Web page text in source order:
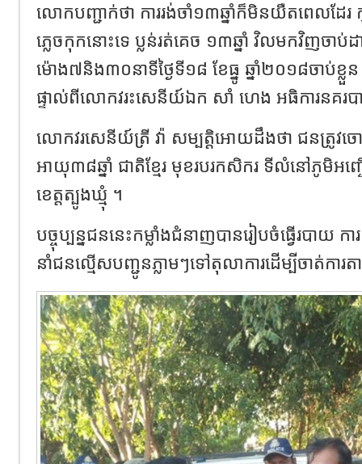
លោកបញ្ជាក់ថា ការរង់ចាំ១៣ឆ្នាំក៏មិនយឺតពេលដែរ
ភ្លេចកុកនោះទេ ប្លន់រត់គេច ១៣ឆ្នាំ វិលមកវិញចាប់
ម៉ោង៧និង៣០នាទីថ្ងៃទី១៨ ខែធ្នូ ឆ្នាំ២០១៨ចាប់ខ្លួន
ផ្ទាល់ពីលោកវរះសេនីយ៍ឯក សាំ ហេង អធិការនគរប
លោកវរសេនីយ៍ត្រី វ៉ា សម្បត្តិអោយដឹងថា ជនត្រូវច
អាយុ៣៨ឆ្នាំ ជាតិខ្មែរ មុខរបរកសិករ ទីលំនៅភូមិអញ្
ខេត្តត្បូងឃ្មុំ ។
បច្ចុប្បន្នជននេះកម្លាំងជំនាញបានរៀបចំធ្វើរបាយ
នាំជនល្មើសបញ្ជូនភ្លាមៗទៅតុលាការដើម្បីចាត់ការ